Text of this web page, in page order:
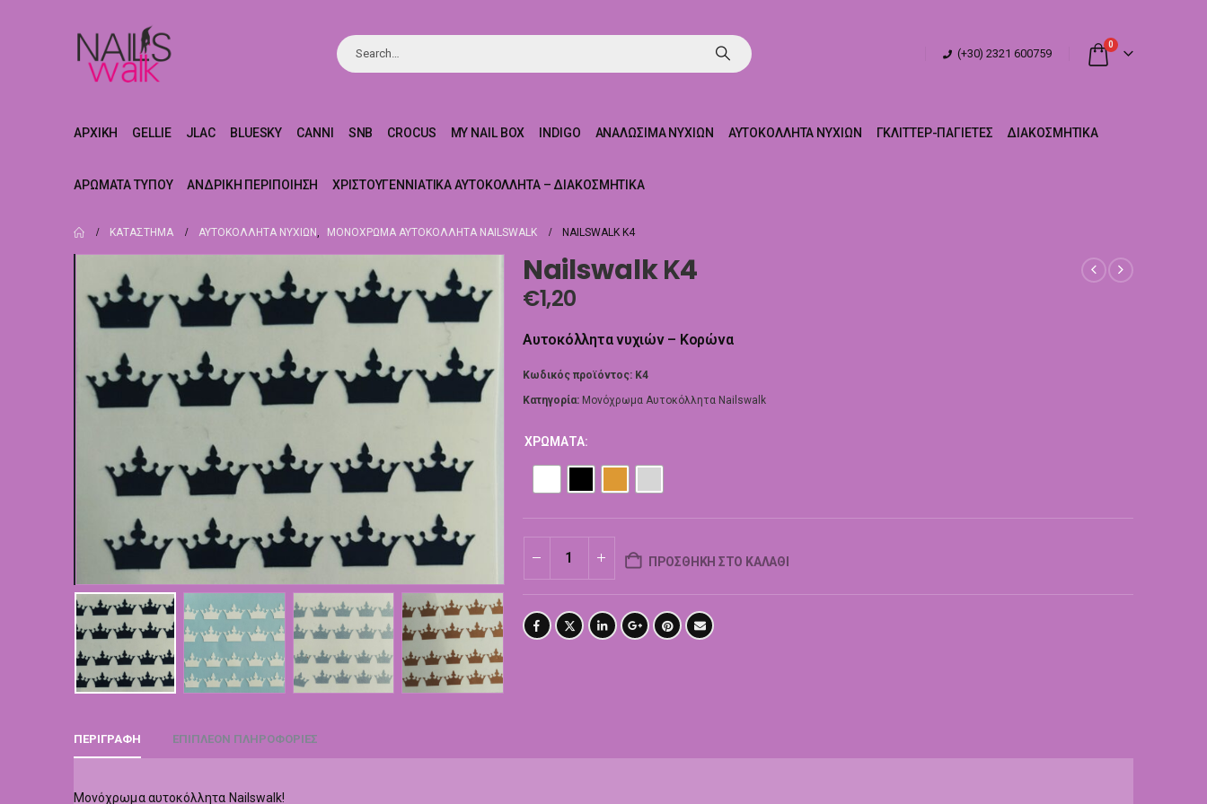
(+30) 2321 600759
0
ΑΡΧΙΚΉ GELLIE JLAC BLUESKY CANNI SNB CROCUS MY NAIL BOX INDIGO ΑΝΑΛΏΣΙΜΑ ΝΥΧΙΏΝ ΑΥΤΟΚΌΛΛΗΤΑ ΝΥΧΙΏΝ ΓΚΛΊΤΤΕΡ-ΠΑΓΙΈΤΕΣ ΔΙΑΚΟΣΜΗΤΙΚΆ
ΑΡΏΜΑΤΑ ΤΎΠΟΥ ΑΝΔΡΙΚΉ ΠΕΡΙΠΟΊΗΣΗ ΧΡΙΣΤΟΥΓΕΝΝΙΆΤΙΚΑ ΑΥΤΟΚΌΛΛΗΤΑ – ΔΙΑΚΟΣΜΗΤΙΚΆ
ΚΑΤΆΣΤΗΜΑ ΑΥΤΟΚΌΛΛΗΤΑ ΝΥΧΙΏΝ , ΜΟΝΌΧΡΩΜΑ ΑΥΤΟΚΌΛΛΗΤΑ NAILSWALK NAILSWALK Κ4
Nailswalk Κ4
€1,20
Αυτοκόλλητα νυχιών – Κορώνα
Κωδικός προϊόντος: K4
Κατηγορία: Μονόχρωμα Αυτοκόλλητα Nailswalk
ΧΡΏΜΑΤΑ
ΠΡΟΣΘΉΚΗ ΣΤΟ ΚΑΛΆΘΙ
ΠΕΡΙΓΡΑΦΉ ΕΠΙΠΛΈΟΝ ΠΛΗΡΟΦΟΡΊΕΣ
Μονόχρωμα αυτοκόλλητα Nailswalk!